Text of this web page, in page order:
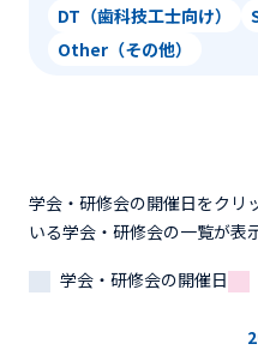
DT（歯科技工士向け）
Other（その他）
学会・研修会の開催日をクリ
いる学会・研修会の一覧が表
学会・研修会の開催日